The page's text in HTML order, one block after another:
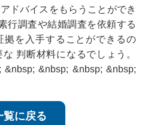
ドバイスをもらうことができ
行調査や結婚調査を依頼する
拠を入手することができるの
判断材料になるでしょう。
&nbsp; &nbsp; &nbsp; &nbsp;
覧に戻る